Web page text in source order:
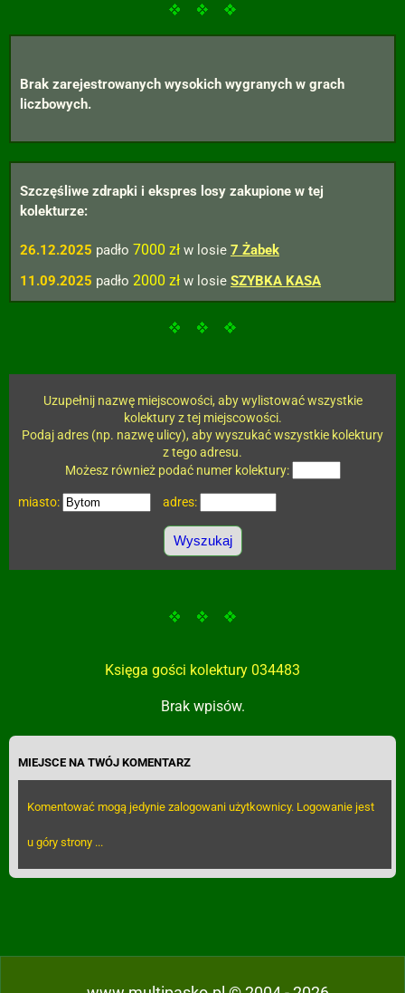
Brak zarejestrowanych wysokich wygranych w grach
liczbowych.
Szczęśliwe zdrapki i ekspres losy zakupione w tej
kolekturze:
26.12.2025 padło 7000 zł w losie 7 Żabek
11.09.2025 padło 2000 zł w losie SZYBKA KASA
Uzupełnij nazwę miejscowości, aby wylistować wszystkie
kolektury z tej miejscowości.
Podaj adres (np. nazwę ulicy), aby wyszukać wszystkie kolektury
z tego adresu.
Możesz również podać numer kolektury:
miasto: adres:
Księga gości kolektury 034483
Brak wpisów.
MIEJSCE NA TWÓJ KOMENTARZ
Komentować mogą jedynie zalogowani użytkownicy. Logowanie jest
u góry strony ...